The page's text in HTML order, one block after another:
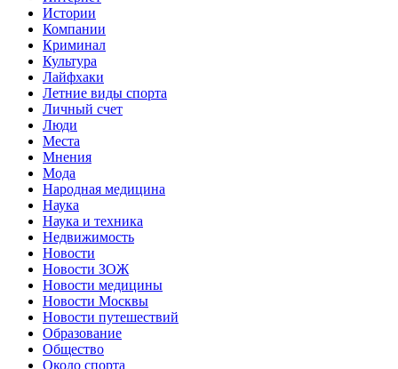
Истории
Компании
Криминал
Культура
Лайфхаки
Летние виды спорта
Личный счет
Люди
Места
Мнения
Мода
Народная медицина
Наука
Наука и техника
Недвижимость
Новости
Новости ЗОЖ
Новости медицины
Новости Москвы
Новости путешествий
Образование
Общество
Около спорта